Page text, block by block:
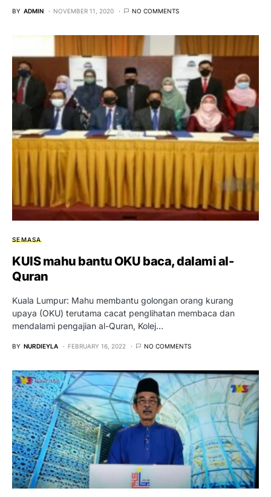
BY ADMIN NOVEMBER 11, 2020 NO COMMENTS
SEMASA
KUIS mahu bantu OKU baca, dalami al-
Quran
Kuala Lumpur: Mahu membantu golongan orang kurang
upaya (OKU) terutama cacat penglihatan membaca dan
mendalami pengajian al-Quran, Kolej…
BY NURDIEYLA FEBRUARY 16, 2022 NO COMMENTS